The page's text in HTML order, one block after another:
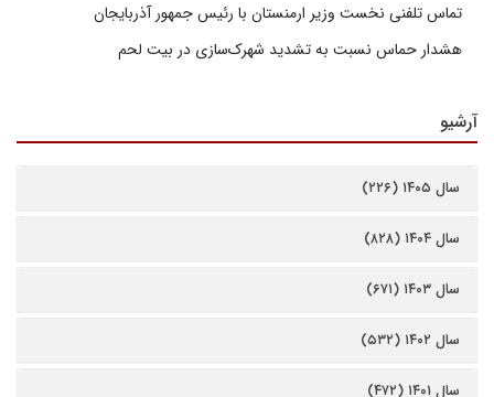
تماس تلفنی نخست وزیر ارمنستان با رئیس جمهور آذربایجان
هشدار حماس نسبت به تشدید شهرک‌سازی در بیت‌ لحم
آرشیو
سال ۱۴۰۵ (۲۲۶)
سال ۱۴۰۴ (۸۲۸)
سال ۱۴۰۳ (۶۷۱)
سال ۱۴۰۲ (۵۳۲)
سال ۱۴۰۱ (۴۷۲)